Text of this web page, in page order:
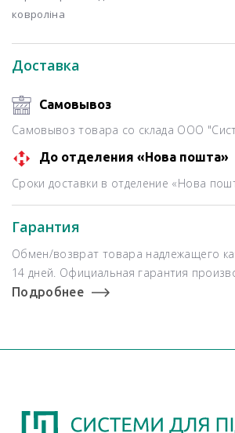
Доставка
Самовывоз
Самовывоз товара со склада ООО
До отделения «Нова пошта»
Сроки доставки в отделение «Нова
Гарантия
Обмен/возврат товара надлежащего
14 дней. Официальная гарантия
Подробнее
ковроліна